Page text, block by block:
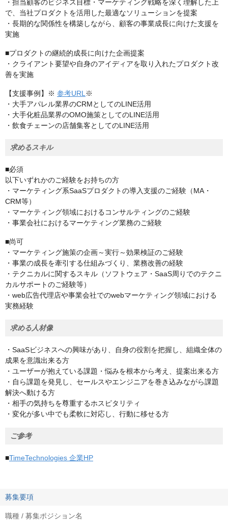
・担当顧客のビジネス目標・マーケティング戦略を深く理解した上
で、当社プロダクトを活用した最適なソリューションを提案
・長期的な関係性を構築しながら、顧客の事業成長に向けた支援を
実施
■プロダクトの継続的成長に向けた企画提案
・クライアント要望や自身のアイディアを取り入れたプロダクト改
善を実施
【支援事例】※ 参考URL※
・大手アパレル業界のCRMとしてのLINE活用
・大手化粧品業界のOMO施策としてのLINE活用
・飲食チェーンの店舗集客としてのLINE活用
求めるスキル
■必須
以下いずれかのご経験をお持ちの方
・マーケティング系SaaSプロダクトの導入支援のご経験（MA・
CRM等）
・マーケティング領域におけるコンサルティングのご経験
・事業会社におけるマーケティング業務のご経験
■尚可
・マーケティング施策の企画～実行～効果検証のご経験
・事業の成長を牽引する仕組みづくり、業務改善の経験
・テクニカルに関するスキル（ソフトウェア・SaaS周りでのテクニ
カルサポートのご経験等）
・web広告代理店や事業会社でのwebマーケティング領域における
実務経験
求める人材像
・SaaSビジネスへの興味があり、自身の役割を把握し、組織全体の
成果を意識出来る方
・ユーザーが抱えている課題・悩みを根本から考え、提案出来る方
・自ら課題を発見し、セールスやエンジニアを巻き込みながら課題
解決へ動ける方
・相手の気持ちを尊重するホスピタリティ
・変化が多い中でも柔軟に対応し、行動に移せる方
ご参考
■TimeTechnologies 企業HP
募集要項
職種 / 募集ポジション名